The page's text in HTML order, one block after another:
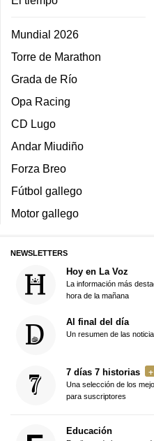
Mundial 2026
Torre de Marathon
Grada de Río
Opa Racing
CD Lugo
Andar Miudiño
Forza Breo
Fútbol gallego
Motor gallego
NEWSLETTERS
Hoy en La Voz
La información más
hora de la mañana
Al final del día
Un resumen de las
7 días 7 historias
Una selección de los
para suscriptores
Educación